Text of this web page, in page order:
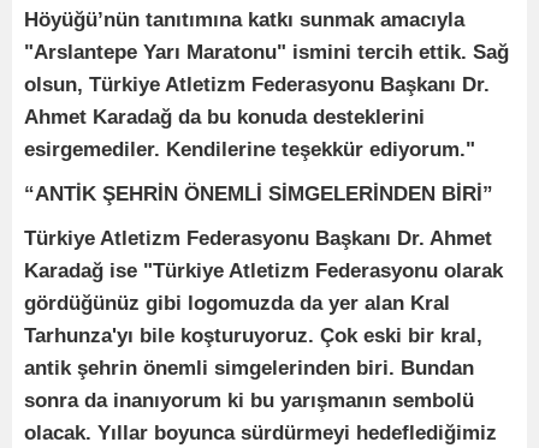
Höyüğü’nün tanıtımına katkı sunmak amacıyla
"Arslantepe Yarı Maratonu" ismini tercih ettik. Sağ
olsun, Türkiye Atletizm Federasyonu Başkanı Dr.
Ahmet Karadağ da bu konuda desteklerini
esirgemediler. Kendilerine teşekkür ediyorum."
“ANTİK ŞEHRİN ÖNEMLİ SİMGELERİNDEN BİRİ”
Türkiye Atletizm Federasyonu Başkanı Dr. Ahmet
Karadağ ise "Türkiye Atletizm Federasyonu olarak
gördüğünüz gibi logomuzda da yer alan Kral
Tarhunza'yı bile koşturuyoruz. Çok eski bir kral,
antik şehrin önemli simgelerinden biri. Bundan
sonra da inanıyorum ki bu yarışmanın sembolü
olacak. Yıllar boyunca sürdürmeyi hedeflediğimiz